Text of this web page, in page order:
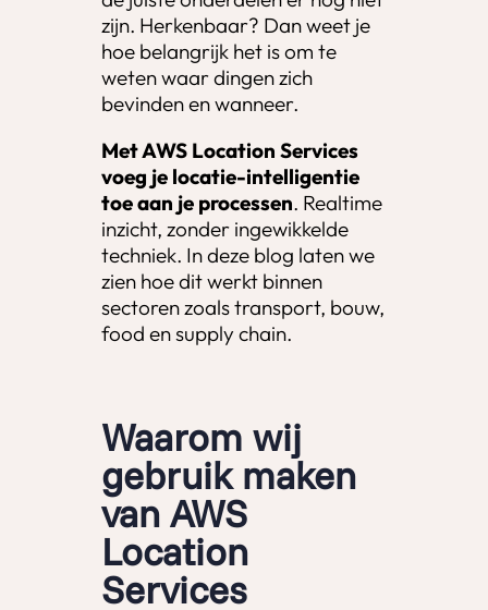
zijn. Herkenbaar? Dan weet je
hoe belangrijk het is om te
weten waar dingen zich
bevinden en wanneer.
Met AWS Location Services
voeg je locatie-intelligentie
toe aan je processen. Realtime
inzicht, zonder ingewikkelde
techniek. In deze blog laten we
zien hoe dit werkt binnen
sectoren zoals transport, bouw,
food en supply chain.
Waarom wij
gebruik maken
van AWS
Location
Services